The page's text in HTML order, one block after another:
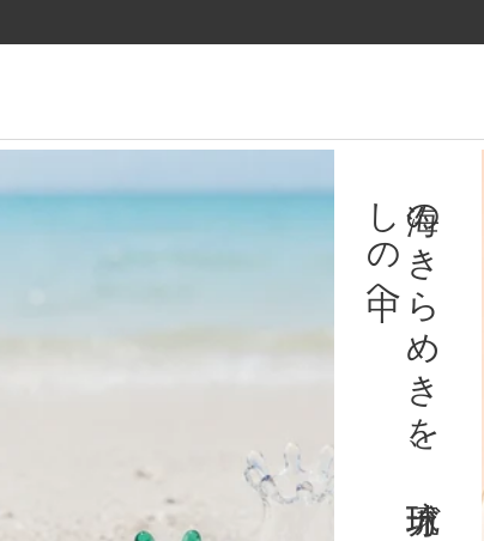
育陶園のギフト